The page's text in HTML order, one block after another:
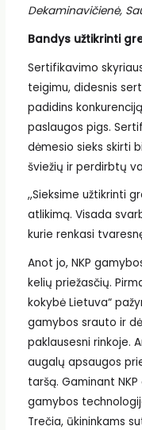
Dekaminavičienė,
Bandys užtikrinti
Sertifikavimo
teigimu, didesnis
padidins
paslaugos pigs.
dėmesio sieks skirti
šviežių ir perdirbtų
,,Sieksime užtikrinti
atlikimą. Visada
kurie renkasi
Anot jo, NKP
kelių priežasčių.
kokybė Lietuva“
gamybos srauto ir
paklausesni rinkoje.
augalų apsaugos
taršą. Gaminant
gamybos
Trečia, ūkininkams